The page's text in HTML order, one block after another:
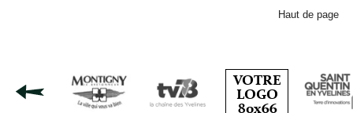
Haut de page